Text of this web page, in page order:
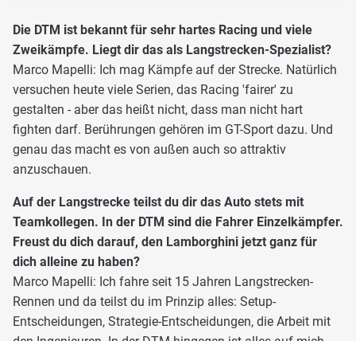
Die DTM ist bekannt für sehr hartes Racing und viele
Zweikämpfe. Liegt dir das als Langstrecken-Spezialist?
Marco Mapelli: Ich mag Kämpfe auf der Strecke. Natürlich
versuchen heute viele Serien, das Racing 'fairer' zu
gestalten - aber das heißt nicht, dass man nicht hart
fighten darf. Berührungen gehören im GT-Sport dazu. Und
genau das macht es von außen auch so attraktiv
anzuschauen.
Auf der Langstrecke teilst du dir das Auto stets mit
Teamkollegen. In der DTM sind die Fahrer Einzelkämpfer.
Freust du dich darauf, den Lamborghini jetzt ganz für
dich alleine zu haben?
Marco Mapelli: Ich fahre seit 15 Jahren Langstrecken-
Rennen und da teilst du im Prinzip alles: Setup-
Entscheidungen, Strategie-Entscheidungen, die Arbeit mit